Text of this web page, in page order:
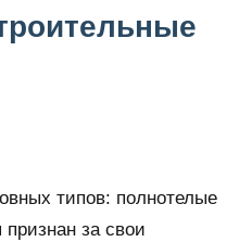
типов: полнотелые
за свои